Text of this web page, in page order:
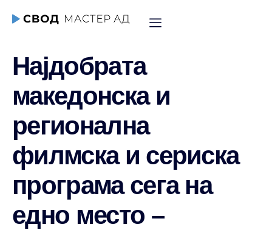
Најдобрата
македонска и
регионална
филмска и сериска
програма сега на
едно место –